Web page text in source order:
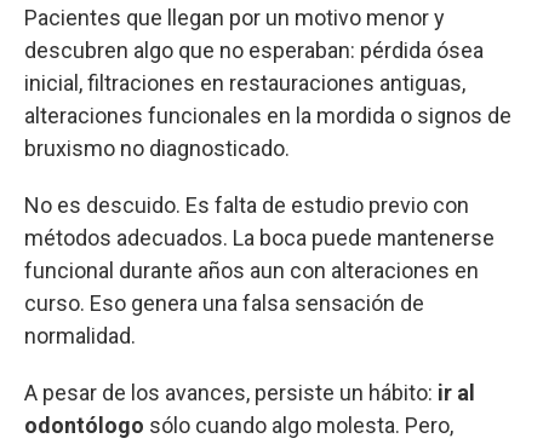
Pacientes que llegan por un motivo menor y
descubren algo que no esperaban: pérdida ósea
inicial, filtraciones en restauraciones antiguas,
alteraciones funcionales en la mordida o signos de
bruxismo no diagnosticado.
No es descuido. Es falta de estudio previo con
métodos adecuados. La boca puede mantenerse
funcional durante años aun con alteraciones en
curso. Eso genera una falsa sensación de
normalidad.
A pesar de los avances, persiste un hábito: ir al
odontólogo sólo cuando algo molesta. Pero,